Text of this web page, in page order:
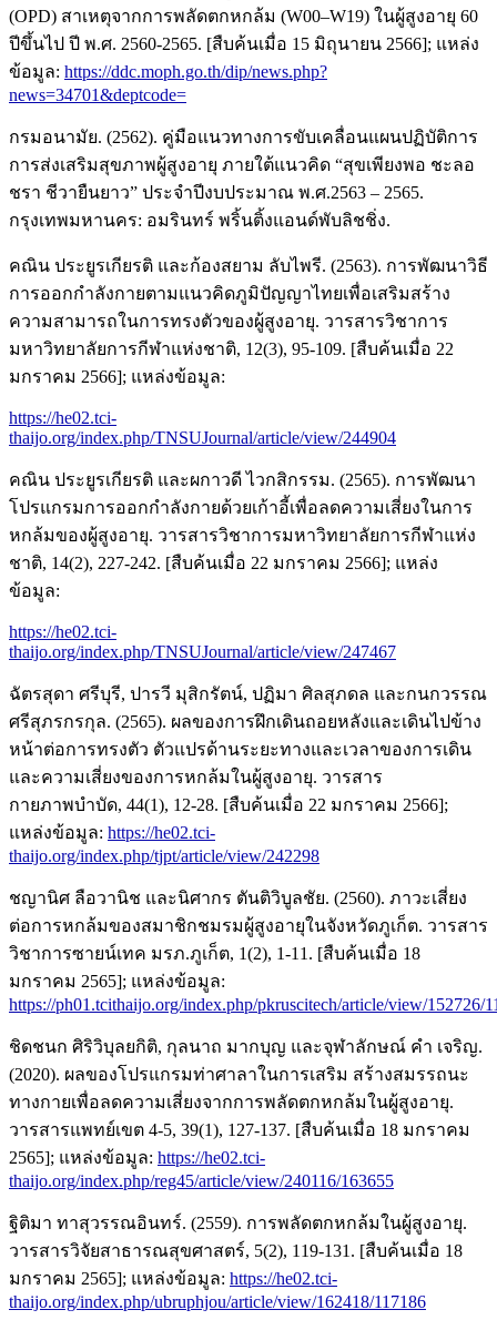
(OPD) สาเหตุจากการพลัดตกหกล้ม (W00–W19) ในผู้สูงอายุ 60
ปีขึ้นไป ปี พ.ศ. 2560-2565. [สืบค้นเมื่อ 15 มิถุนายน 2566]; แหล่ง
ข้อมูล: https://ddc.moph.go.th/dip/news.php?
news=34701&deptcode=
กรมอนามัย. (2562). คู่มือแนวทางการขับเคลื่อนแผนปฏิบัติการ
การส่งเสริมสุขภาพผู้สูงอายุ ภายใต้แนวคิด “สุขเพียงพอ ชะลอ
ชรา ชีวายืนยาว” ประจำปีงบประมาณ พ.ศ.2563 – 2565.
กรุงเทพมหานคร: อมรินทร์ พริ้นติ้งแอนด์พับลิชชิ่ง.
คณิน ประยูรเกียรติ และก้องสยาม ลับไพรี. (2563). การพัฒนาวิธี
การออกกำลังกายตามแนวคิดภูมิปัญญาไทยเพื่อเสริมสร้าง
ความสามารถในการทรงตัวของผู้สูงอายุ. วารสารวิชาการ
มหาวิทยาลัยการกีฬาแห่งชาติ, 12(3), 95-109. [สืบค้นเมื่อ 22
มกราคม 2566]; แหล่งข้อมูล:
https://he02.tci-
thaijo.org/index.php/TNSUJournal/article/view/244904
คณิน ประยูรเกียรติ และผกาวดี ไวกสิกรรม. (2565). การพัฒนา
โปรแกรมการออกกำลังกายด้วยเก้าอี้เพื่อลดความเสี่ยงในการ
หกล้มของผู้สูงอายุ. วารสารวิชาการมหาวิทยาลัยการกีฬาแห่ง
ชาติ, 14(2), 227-242. [สืบค้นเมื่อ 22 มกราคม 2566]; แหล่ง
ข้อมูล:
https://he02.tci-
thaijo.org/index.php/TNSUJournal/article/view/247467
ฉัตรสุดา ศรีบุรี, ปารวี มุสิกรัตน์, ปฏิมา ศิลสุภดล และกนกวรรณ
ศรีสุภรกรกุล. (2565). ผลของการฝึกเดินถอยหลังและเดินไปข้าง
หน้าต่อการทรงตัว ตัวแปรด้านระยะทางและเวลาของการเดิน
และความเสี่ยงของการหกล้มในผู้สูงอายุ. วารสาร
กายภาพบำบัด, 44(1), 12-28. [สืบค้นเมื่อ 22 มกราคม 2566];
แหล่งข้อมูล: https://he02.tci-
thaijo.org/index.php/tjpt/article/view/242298
ชญานิศ ลือวานิช และนิศากร ตันติวิบูลชัย. (2560). ภาวะเสี่ยง
ต่อการหกล้มของสมาชิกชมรมผู้สูงอายุในจังหวัดภูเก็ต. วารสาร
วิชาการซายน์เทค มรภ.ภูเก็ต, 1(2), 1-11. [สืบค้นเมื่อ 18
มกราคม 2565]; แหล่งข้อมูล:
https://ph01.tcithaijo.org/index.php/pkruscitech/article/view/152726/
ชิดชนก ศิริวิบุลยกิติ, กุลนาถ มากบุญ และจุฬาลักษณ์ คำ เจริญ.
(2020). ผลของโปรแกรมท่าศาลาในการเสริม สร้างสมรรถนะ
ทางกายเพื่อลดความเสี่ยงจากการพลัดตกหกล้มในผู้สูงอายุ.
วารสารแพทย์เขต 4-5, 39(1), 127-137. [สืบค้นเมื่อ 18 มกราคม
2565]; แหล่งข้อมูล: https://he02.tci-
thaijo.org/index.php/reg45/article/view/240116/163655
ฐิติมา ทาสุวรรณอินทร์. (2559). การพลัดตกหกล้มในผู้สูงอายุ.
วารสารวิจัยสาธารณสุขศาสตร์, 5(2), 119-131. [สืบค้นเมื่อ 18
มกราคม 2565]; แหล่งข้อมูล: https://he02.tci-
thaijo.org/index.php/ubruphjou/article/view/162418/117186